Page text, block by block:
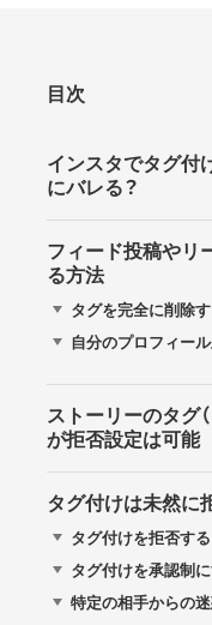
目次
インスタでタグ付
にバレる？
フィード投稿やリ
る方法
タグを完全に削除
自分のプロフィー
ストーリーのタグ
が拒否設定は可能
タグ付けは未然に
タグ付けを拒否する
タグ付けを承認制に
特定の相手からの迷